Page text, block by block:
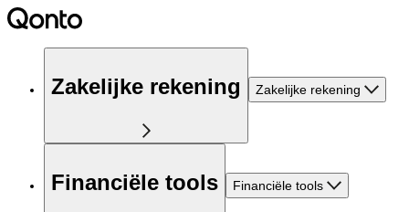
Zakelijke rekening Zakelijke rekening
Financiële tools Financiële tools